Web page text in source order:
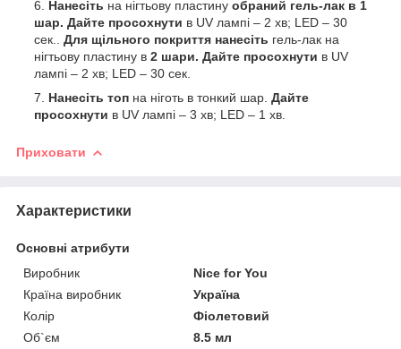
Нанесіть на нігтьову пластину обраний гель-лак в 1
шар. Дайте просохнути в UV лампі – 2 хв; LED – 30
сек.. Для щільного покриття нанесіть гель-лак на
нігтьову пластину в 2 шари. Дайте просохнути в UV
лампі – 2 хв; LED – 30 сек.
Нанесіть топ на ніготь в тонкий шар. Дайте
просохнути в UV лампі – 3 хв; LED – 1 хв.
Приховати
Характеристики
Основні атрибути
Виробник
Nice for You
Країна виробник
Україна
Колір
Фіолетовий
Об`єм
8.5 мл